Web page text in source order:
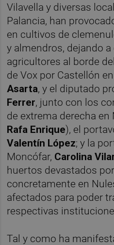
Vilavella y diversas
Palancia, han
en cultivos de
y almendros, dejando
agricultores al borde
de Vox por Castellón
Asarta, y el diputado
Ferrer, junto con los
de extrema derecha en
Rafa Enrique), el
Valentín López; y la
Moncófar, Carolina
huertos devastados
concretamente en
afectados para poder
respectivas
Tal y como ha